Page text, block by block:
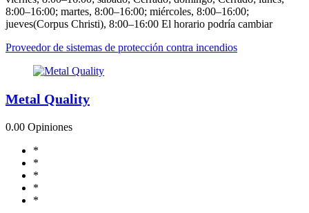
8:00–16:00; martes, 8:00–16:00; miércoles, 8:00–16:00;
jueves(Corpus Christi), 8:00–16:00 El horario podría cambiar
Proveedor de sistemas de protección contra incendios
Metal Quality
0.00 Opiniones
*
*
*
*
*